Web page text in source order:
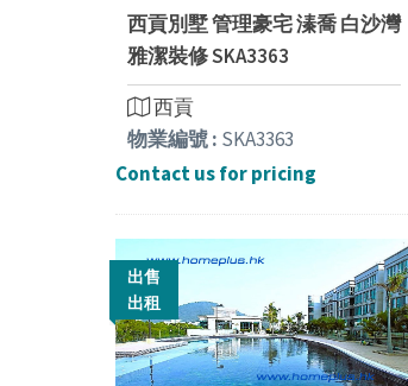
西貢別墅 管理豪宅 溱喬 白沙灣
雅潔裝修 SKA3363
西貢
物業編號 : SKA3363
Contact us for pricing
出售
出租